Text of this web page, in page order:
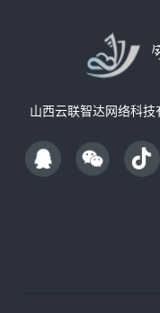
山西云联智达网络科技